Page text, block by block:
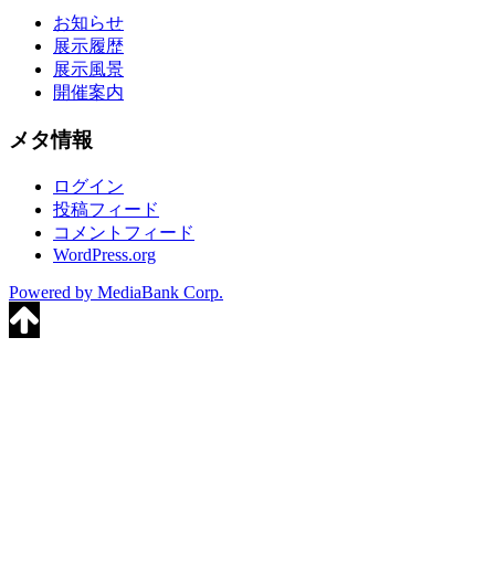
お知らせ
展示履歴
展示風景
開催案内
メタ情報
ログイン
投稿フィード
コメントフィード
WordPress.org
Powered by MediaBank Corp.